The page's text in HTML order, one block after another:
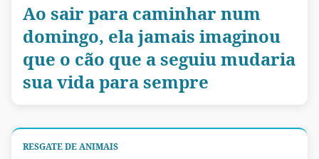
Ao sair para caminhar num
domingo, ela jamais imaginou
que o cão que a seguiu mudaria
sua vida para sempre
RESGATE DE ANIMAIS